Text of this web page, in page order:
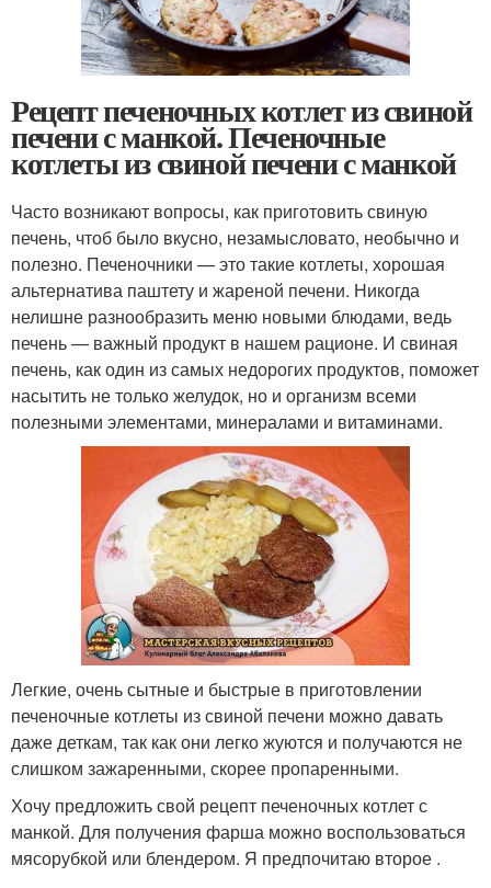
Рецепт печеночных котлет из свиной
печени с манкой. Печеночные
котлеты из свиной печени с манкой
Часто возникают вопросы, как приготовить свиную
печень, чтоб было вкусно, незамысловато, необычно и
полезно. Печеночники — это такие котлеты, хорошая
альтернатива паштету и жареной печени. Никогда
нелишне разнообразить меню новыми блюдами, ведь
печень — важный продукт в нашем рационе. И свиная
печень, как один из самых недорогих продуктов, поможет
насытить не только желудок, но и организм всеми
полезными элементами, минералами и витаминами.
Легкие, очень сытные и быстрые в приготовлении
печеночные котлеты из свиной печени можно давать
даже деткам, так как они легко жуются и получаются не
слишком зажаренными, скорее пропаренными.
Хочу предложить свой рецепт печеночных котлет с
манкой. Для получения фарша можно воспользоваться
мясорубкой или блендером. Я предпочитаю второе .